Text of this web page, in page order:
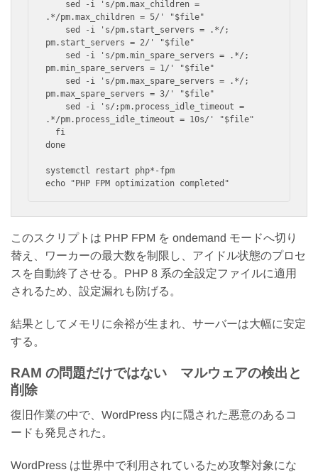
.*/pm.max_children = 5/' "$file"
pm.start_servers = 2/' "$file"
pm.min_spare_servers = 1/' "$file"
pm.max_spare_servers = 3/' "$file"
.*/pm.process_idle_timeout = 10s/' "$file"
done
systemctl restart php*-fpm
このスクリプトは PHP FPM を ondemand モードへ切り
替え、ワーカーの最大数を制限し、アイドル状態のプロセ
スを自動終了させる。PHP 8 系の全設定ファイルに適用
されるため、設定漏れも防げる。
結果としてメモリに余裕が生まれ、サーバーは大幅に安定
する。
RAM の問題だけではない マルウェアの検出と
削除
復旧作業の中で、WordPress 内に隠された悪意のあるコ
ードも発見された。
WordPress は世界中で利用されているため攻撃対象にな